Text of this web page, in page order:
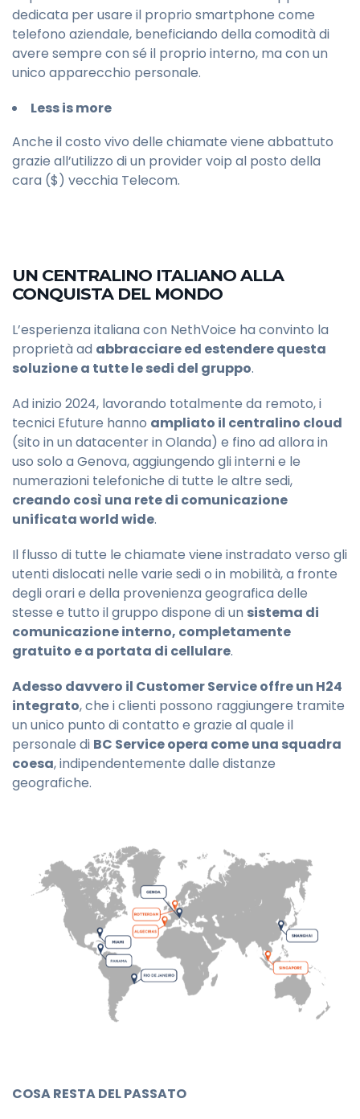
dedicata per usare il proprio smartphone come
telefono aziendale, beneficiando della comodità di
avere sempre con sé il proprio interno, ma con un
unico apparecchio personale.
Less is more
Anche il costo vivo delle chiamate viene abbattuto
grazie all’utilizzo di un provider voip al posto della
cara ($) vecchia Telecom.
UN CENTRALINO ITALIANO ALLA
CONQUISTA DEL MONDO
L’esperienza italiana con NethVoice ha convinto la
proprietà ad abbracciare ed estendere questa
soluzione a tutte le sedi del gruppo.
Ad inizio 2024, lavorando totalmente da remoto, i
tecnici Efuture hanno ampliato il centralino cloud
(sito in un datacenter in Olanda) e fino ad allora in
uso solo a Genova, aggiungendo gli interni e le
numerazioni telefoniche di tutte le altre sedi,
creando così una rete di comunicazione
unificata world wide.
Il flusso di tutte le chiamate viene instradato verso gli
utenti dislocati nelle varie sedi o in mobilità, a fronte
degli orari e della provenienza geografica delle
stesse e tutto il gruppo dispone di un sistema di
comunicazione interno, completamente
gratuito e a portata di cellulare.
Adesso davvero il Customer Service offre un H24
integrato, che i clienti possono raggiungere tramite
un unico punto di contatto e grazie al quale il
personale di BC Service opera come una squadra
coesa, indipendentemente dalle distanze
geografiche.
COSA RESTA DEL PASSATO